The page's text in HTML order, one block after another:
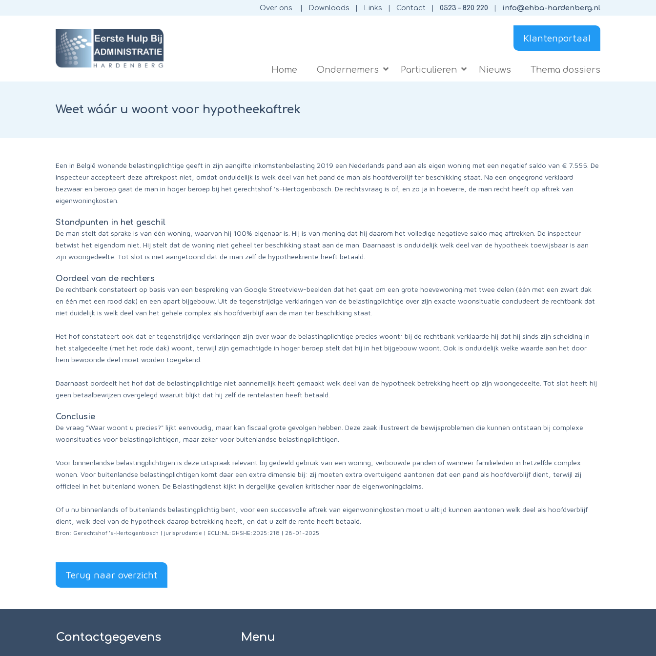
Over ons Downloads Links Contact 0523 – 820 220 info@ehba-hardenberg.nl
Klantenportaal
Home Ondernemers Particulieren Nieuws Thema dossiers
Weet wáár u woont voor hypotheekaftrek
Een in België wonende belastingplichtige geeft in zijn aangifte inkomstenbelasting 2019 een Nederlands pand aan als eigen woning met een negatief saldo van € 7.555. De
inspecteur accepteert deze aftrekpost niet, omdat onduidelijk is welk deel van het pand de man als hoofdverblijf ter beschikking staat. Na een ongegrond verklaard
bezwaar en beroep gaat de man in hoger beroep bij het gerechtshof 's-Hertogenbosch. De rechtsvraag is of, en zo ja in hoeverre, de man recht heeft op aftrek van
eigenwoningkosten.
Standpunten in het geschil
De man stelt dat sprake is van één woning, waarvan hij 100% eigenaar is. Hij is van mening dat hij daarom het volledige negatieve saldo mag aftrekken. De inspecteur
betwist het eigendom niet. Hij stelt dat de woning niet geheel ter beschikking staat aan de man. Daarnaast is onduidelijk welk deel van de hypotheek toewijsbaar is aan
zijn woongedeelte. Tot slot is niet aangetoond dat de man zelf de hypotheekrente heeft betaald.
Oordeel van de rechters
De rechtbank constateert op basis van een bespreking van Google Streetview-beelden dat het gaat om een grote hoevewoning met twee delen (één met een zwart dak
en één met een rood dak) en een apart bijgebouw. Uit de tegenstrijdige verklaringen van de belastingplichtige over zijn exacte woonsituatie concludeert de rechtbank dat
niet duidelijk is welk deel van het gehele complex als hoofdverblijf aan de man ter beschikking staat.
Het hof constateert ook dat er tegenstrijdige verklaringen zijn over waar de belastingplichtige precies woont: bij de rechtbank verklaarde hij dat hij sinds zijn scheiding in
het stalgedeelte (met het rode dak) woont, terwijl zijn gemachtigde in hoger beroep stelt dat hij in het bijgebouw woont. Ook is onduidelijk welke waarde aan het door
hem bewoonde deel moet worden toegekend.
Daarnaast oordeelt het hof dat de belastingplichtige niet aannemelijk heeft gemaakt welk deel van de hypotheek betrekking heeft op zijn woongedeelte. Tot slot heeft hij
geen betaalbewijzen overgelegd waaruit blijkt dat hij zelf de rentelasten heeft betaald.
Conclusie
De vraag "Waar woont u precies?" lijkt eenvoudig, maar kan fiscaal grote gevolgen hebben. Deze zaak illustreert de bewijsproblemen die kunnen ontstaan bij complexe
woonsituaties voor belastingplichtigen, maar zeker voor buitenlandse belastingplichtigen.
Voor binnenlandse belastingplichtigen is deze uitspraak relevant bij gedeeld gebruik van een woning, verbouwde panden of wanneer familieleden in hetzelfde complex
wonen. Voor buitenlandse belastingplichtigen komt daar een extra dimensie bij: zij moeten extra overtuigend aantonen dat een pand als hoofdverblijf dient, terwijl zij
officieel in het buitenland wonen. De Belastingdienst kijkt in dergelijke gevallen kritischer naar de eigenwoningclaims.
Of u nu binnenlands of buitenlands belastingplichtig bent, voor een succesvolle aftrek van eigenwoningkosten moet u altijd kunnen aantonen welk deel als hoofdverblijf
dient, welk deel van de hypotheek daarop betrekking heeft, en dat u zelf de rente heeft betaald.
Bron: Gerechtshof ‘s-Hertogenbosch | jurisprudentie | ECLI:NL:GHSHE:2025:218 | 28-01-2025
Terug naar overzicht
Contactgegevens Menu